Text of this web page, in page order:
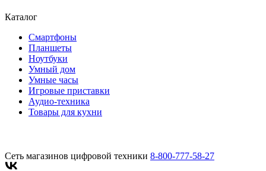
Каталог
Смартфоны
Планшеты
Ноутбуки
Умный дом
Умные часы
Игровые приставки
Аудио-техника
Товары для кухни
Сеть магазинов цифровой техники 8-800-777-58-27